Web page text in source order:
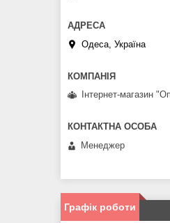
Одеса, Україна
Інтернет-магазин
Менеджер
Графік роботи